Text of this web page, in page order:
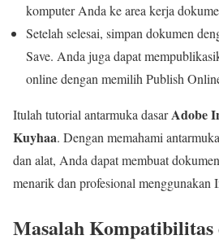
komputer Anda ke area kerja
Setelah selesai, simpan dokumen
Save. Anda juga dapat
online dengan memilih Publish
Itulah tutorial antarmuka dasarAdobe
Kuyhaa. Dengan memahami
dan alat, Anda dapat membuat
menarik dan profesional menggunakan
Masalah Kompatibilitas